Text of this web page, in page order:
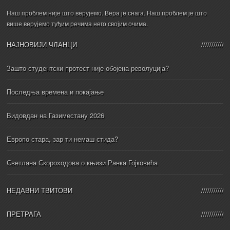
Наш проблем није што верујемо. Вера је снага. Наш проблем је што
више верујемо туђим речима него својим очима.
НАЈНОВИЈИ ЧЛАНЦИ
Зашто студентски протест није обојена револуција?
Последња времена и покајање
Видовдан на Газиместану 2026
Европо стара, зар ти немаш стида?
Светлана Скороходова о књизи Ранка Гојковића
НЕДАВНИ ТВИТОВИ
ПРЕТРАГА